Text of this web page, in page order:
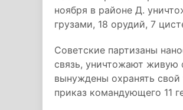
ноября в районе Д.
грузами, 18 орудий, 7
Советские партизаны
связь, уничтожают живую
вынуждены охранять
приказ командующего 11